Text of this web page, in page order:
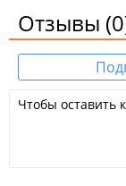
Отзывы
Чтобы оставить